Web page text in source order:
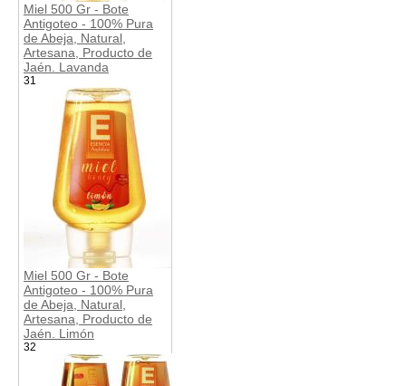
Miel 500 Gr - Bote
Antigoteo - 100% Pura
de Abeja, Natural,
Artesana, Producto de
Jaén. Lavanda
31
Miel 500 Gr - Bote
Antigoteo - 100% Pura
de Abeja, Natural,
Artesana, Producto de
Jaén. Limón
32